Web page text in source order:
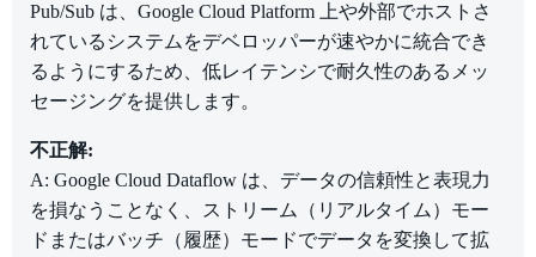
Pub/Sub は、Google Cloud Platform 上や外部でホストさ
れているシステムをデベロッパーが速やかに統合でき
るようにするため、低レイテンシで耐久性のあるメッ
セージングを提供します。
不正解:
A: Google Cloud Dataflow は、データの信頼性と表現力
を損なうことなく、ストリーム（リアルタイム）モー
ドまたはバッチ（履歴）モードでデータを変換して拡